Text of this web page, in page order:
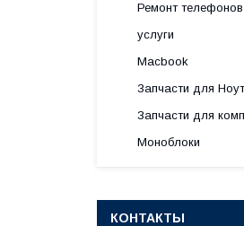
Ремонт
услуги
Macbook
Запчасти для
Запчасти для
Моноблоки
КОНТАКТЫ